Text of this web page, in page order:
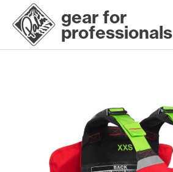
gear for
professionals